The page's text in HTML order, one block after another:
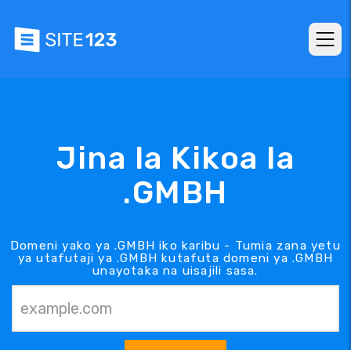
Jina la Kikoa la
.GMBH
Domeni yako ya .GMBH iko karibu - Tumia zana yetu
ya utafutaji ya .GMBH kutafuta domeni ya .GMBH
unayotaka na uisajili sasa.